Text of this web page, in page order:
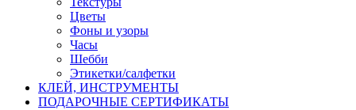
Цветы
Фоны и узоры
Часы
Шебби
Этикетки/салфетки
КЛЕЙ, ИНСТРУМЕНТЫ
ПОДАРОЧНЫЕ СЕРТИФИКАТЫ